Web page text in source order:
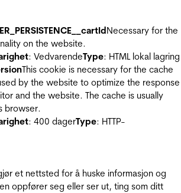
Necessary for the
on the website.
: VedvarendeType: HTML lokal lagring
This cookie is necessary for the cache
by the website to optimize the response
and the website. The cache is usually
browser.
: 400 dagerType: HTTP-
et nettsted for å huske informasjon og
oppfører seg eller ser ut, ting som ditt